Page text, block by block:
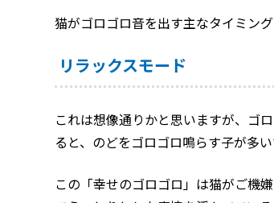
猫がゴロゴロ音を出す主なタイミング
リラックスモード
これは想像通りかと思いますが、ゴ
ると、のどをゴロゴロ鳴らす子が多
この「幸せのゴロゴロ」は猫がご機